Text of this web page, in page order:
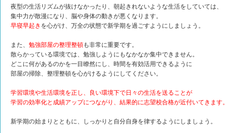
夜型の生活リズムが抜けなかったり、朝起きれないような生活をしていては、
集中力が散漫になり、脳や身体の動きが悪くなります。
早寝早起き を心がけ、万全の状態で新学期を過ごすようにしましょう。
また、 勉強部屋の整理整頓も非常に重要です。
散らかっている環境では、勉強しようにもなかなか集中できません。
どこに何があるのかを一目瞭然にし、時間を有効活用できるように
部屋の掃除、整理整頓を心がけるようにしてください。
学習環境や生活環境を正し、良い環境下で日々の生活を送ることが
学習の効率化と成績アップにつながり、結果的に志望校合格が近付いてきます
新学期の始まりとともに、しっかりと自分自身を律するようにしましょう。